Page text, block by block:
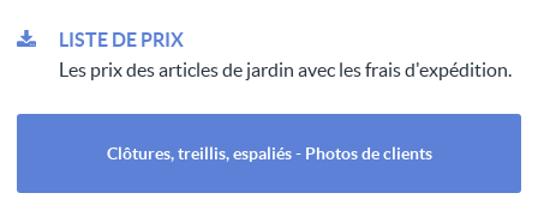
LISTE DE PRIX
Les prix des articles de jardin avec les frais d'expédition.
Clôtures, treillis, espaliés - Photos de clients